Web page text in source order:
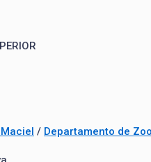
/ Departamento de